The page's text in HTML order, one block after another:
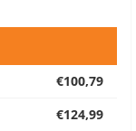
€100,79
€124,99